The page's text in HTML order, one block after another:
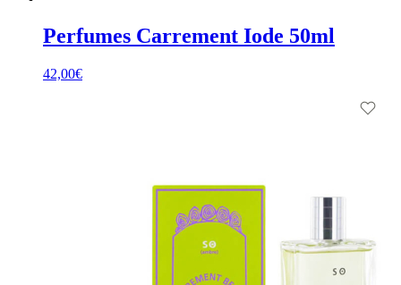
Perfumes Carrement Iode 50ml
42,00€